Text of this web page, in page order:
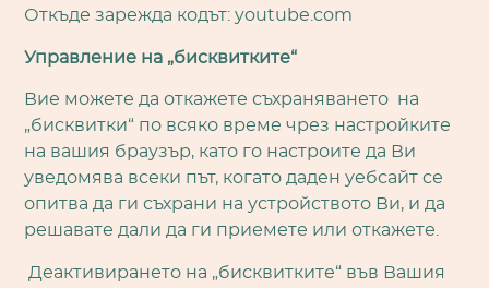
Откъде зарежда кодът: youtube.com
Управление на „бисквитките“
Вие можете да откажете съхраняването на
„бисквитки“ по всяко време чрез настройките
на вашия браузър, като го настроите да Ви
уведомява всеки път, когато даден уебсайт се
опитва да ги съхрани на устройството Ви, и да
решавате дали да ги приемете или откажете.
Деактивирането на „бисквитките“ във Вашия